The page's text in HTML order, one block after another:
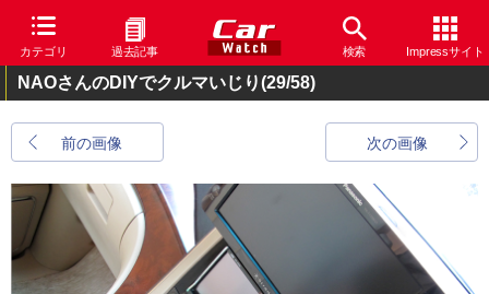
カテゴリ 過去記事 検索 Impressサイト
NAOさんのDIYでクルマいじり(29/58)
前の画像 次の画像